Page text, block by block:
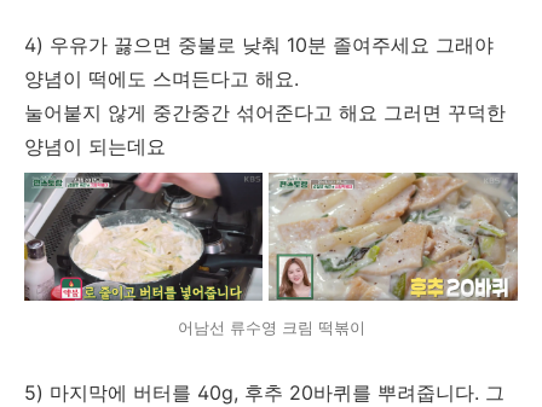
4) 우유가 끓으면 중불로 낮춰 10분 졸여주세요 그래야
양념이 떡에도 스며든다고 해요.
눌어붙지 않게 중간중간 섞어준다고 해요 그러면 꾸덕한
양념이 되는데요
어남선 류수영 크림 떡볶이
5) 마지막에 버터를 40g, 후추 20바퀴를 뿌려줍니다. 그